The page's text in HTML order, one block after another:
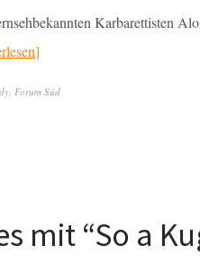
Karbarettisten
Forum Süd
mit “So a